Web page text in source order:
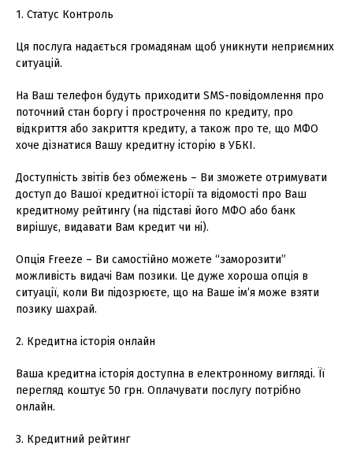
1. Статус Контроль
Ця послуга надається громадянам щоб уникнути неприємних
ситуацій.
На Ваш телефон будуть приходити SMS-повідомлення про
поточний стан боргу і прострочення по кредиту, про
відкриття або закриття кредиту, а також про те, що МФО
хоче дізнатися Вашу кредитну історію в УБКІ.
Доступність звітів без обмежень – Ви зможете отримувати
доступ до Вашої кредитної історії та відомості про Ваш
кредитному рейтингу (на підставі його МФО або банк
вирішує, видавати Вам кредит чи ні).
Опція Freeze – Ви самостійно можете “заморозити”
можливість видачі Вам позики. Це дуже хороша опція в
ситуації, коли Ви підозрюєте, що на Ваше ім’я може взяти
позику шахрай.
2. Кредитна історія онлайн
Ваша кредитна історія доступна в електронному вигляді. Її
перегляд коштує 50 грн. Оплачувати послугу потрібно
онлайн.
3. Кредитний рейтинг